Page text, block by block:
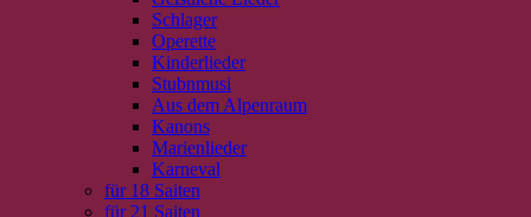
Schlager
Operette
Kinderlieder
Stubnmusi
Aus dem Alpenraum
Kanons
Marienlieder
Karneval
für 18 Saiten
für 21 Saiten